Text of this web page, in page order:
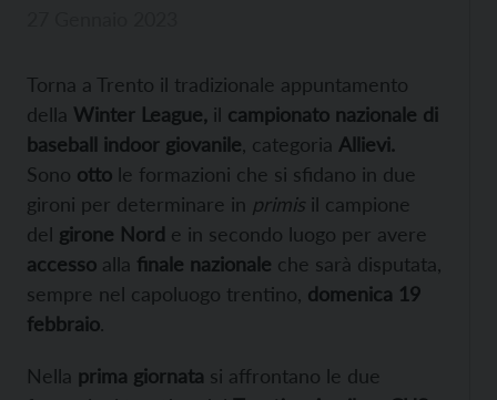
Torna a Trento il tradizionale appuntamento
della Winter League, il campionato nazionale di
baseball indoor giovanile , categoria Allievi.
Sono otto le formazioni che si sfidano in due
gironi per determinare in primis il campione
del girone Nord e in secondo luogo per avere
accesso alla finale nazionale che sarà disputata,
sempre nel capoluogo trentino, domenica 19
febbraio.
Nella prima giornata si affrontano le due